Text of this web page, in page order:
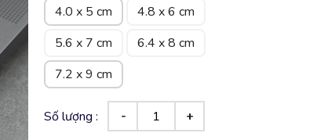
4.0 x 5 cm
4.8 x 6 cm
5.6 x 7 cm
6.4 x 8 cm
7.2 x 9 cm
Số lượng :